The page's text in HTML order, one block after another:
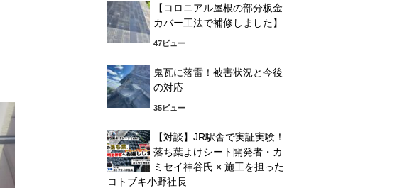
【コロニアル屋根の部分板金
カバー工法で補修しました】
47ビュー
鬼瓦に落雷！被害状況と今後
の対応
35ビュー
【対談】JR駅舎で実証実験！
落ち葉よけシート開発者・カ
ミセイ神谷氏 × 施工を担った
コトブキ小野社長